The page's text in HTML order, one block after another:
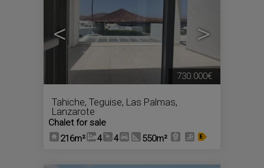
< >
Tahiche, Teguise, Las Palmas,
Lanzarote
Chalet for sale
216m²
4 4 550m²
730.000€